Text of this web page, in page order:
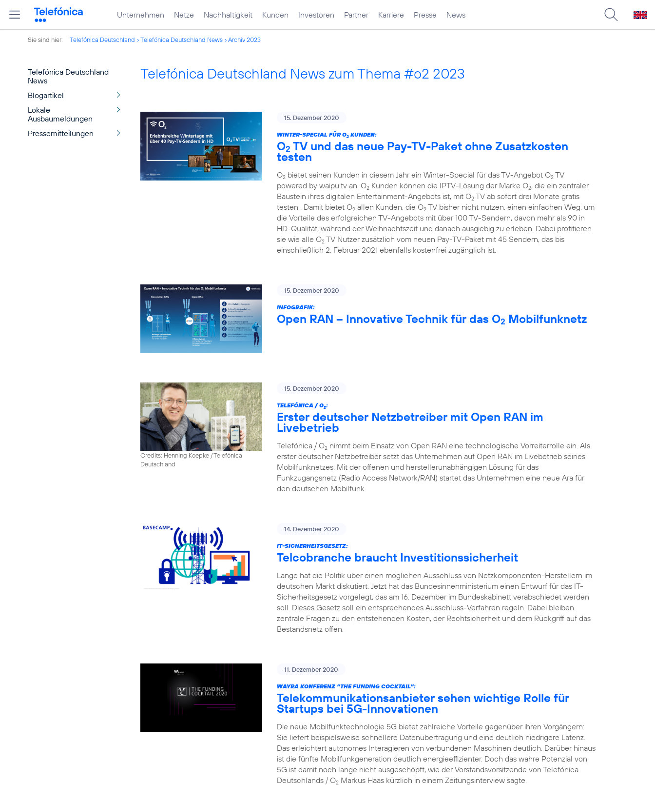
Unternehmen Netze Nachhaltigkeit Kunden Investoren Partner Karriere Presse News
Sie sind hier: Telefónica Deutschland Telefónica Deutschland News Archiv 2023
Telefónica Deutschland
News
Blogartikel
Lokale
Ausbaumeldungen
Pressemitteilungen
Telefónica Deutschland News zum Thema #o2 2023
15. Dezember 2020
WINTER-SPECIAL FÜR O2 KUNDEN:
O2 TV und das neue Pay-TV-Paket ohne Zusatzkosten
testen
O2 bietet seinen Kunden in diesem Jahr ein Winter-Special für das TV-Angebot O2 TV
powered by waipu.tv an. O2 Kunden können die IPTV-Lösung der Marke O2, die ein zentraler
Baustein ihres digitalen Entertainment-Angebots ist, mit O2 TV ab sofort drei Monate gratis
testen . Damit bietet O2 allen Kunden, die O2 TV bisher nicht nutzen, einen einfachen Weg, um
die Vorteile des erfolgreichen TV-Angebots mit über 100 TV-Sendern, davon mehr als 90 in
HD-Qualität, während der Weihnachtszeit und danach ausgiebig zu erleben. Dabei profitieren
sie wie alle O2 TV Nutzer zusätzlich vom neuen Pay-TV-Paket mit 45 Sendern, das bis
einschließlich 2. Februar 2021 ebenfalls kostenfrei zugänglich ist.
15. Dezember 2020
INFOGRAFIK:
Open RAN – Innovative Technik für das O2 Mobilfunknetz
Credits: Henning Koepke / Telefónica
Deutschland
15. Dezember 2020
TELEFÓNICA / O2:
Erster deutscher Netzbetreiber mit Open RAN im
Livebetrieb
Telefónica / O2 nimmt beim Einsatz von Open RAN eine technologische Vorreiterrolle ein. Als
erster deutscher Netzbetreiber setzt das Unternehmen auf Open RAN im Livebetrieb seines
Mobilfunknetzes. Mit der offenen und herstellerunabhängigen Lösung für das
Funkzugangsnetz (Radio Access Network/RAN) startet das Unternehmen eine neue Ära für
den deutschen Mobilfunk.
14. Dezember 2020
IT-SICHERHEITSGESETZ:
Telcobranche braucht Investitionssicherheit
Lange hat die Politik über einen möglichen Ausschluss von Netzkomponenten-Herstellern im
deutschen Markt diskutiert. Jetzt hat das Bundesinnenministerium einen Entwurf für das IT-
Sicherheitsgesetz vorgelegt, das am 16. Dezember im Bundeskabinett verabschiedet werden
soll. Dieses Gesetz soll ein entsprechendes Ausschluss-Verfahren regeln. Dabei bleiben
zentrale Fragen zu den entstehenden Kosten, der Rechtsicherheit und dem Rückgriff auf das
Bestandsnetz offen.
11. Dezember 2020
WAYRA KONFERENZ “THE FUNDING COCKTAIL”:
Telekommunikationsanbieter sehen wichtige Rolle für
Startups bei 5G-Innovationen
Die neue Mobilfunktechnologie 5G bietet zahlreiche Vorteile gegenüber ihren Vorgängern:
Sie liefert beispielsweise schnellere Datenübertragung und eine deutlich niedrigere Latenz.
Das erleichtert autonomes Interagieren von verbundenen Maschinen deutlich. Darüber hinaus
ist die fünfte Mobilfunkgeneration deutlich energieeffizienter. Doch das wahre Potenzial von
5G ist damit noch lange nicht ausgeschöpft, wie der Vorstandsvorsitzende von Telefónica
Deutschlands / O2 Markus Haas kürzlich in einem Zeitungsinterview sagte.